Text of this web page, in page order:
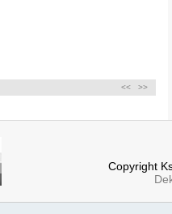
<< >>
Copyright